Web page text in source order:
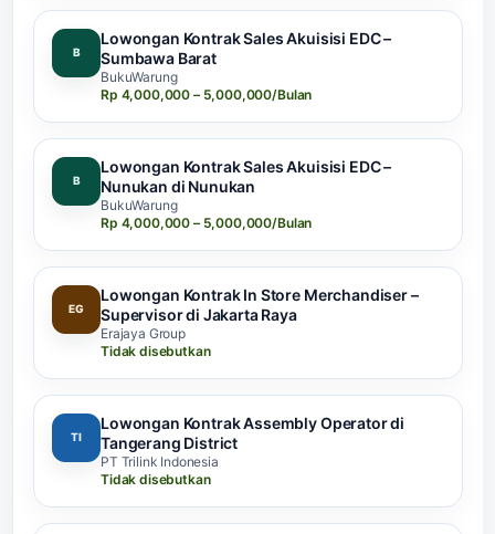
B
Lowongan Kontrak Sales Akuisisi EDC –
Sumbawa Barat
BukuWarung
Rp 4,000,000 – 5,000,000/Bulan
B
Lowongan Kontrak Sales Akuisisi EDC –
Nunukan di Nunukan
BukuWarung
Rp 4,000,000 – 5,000,000/Bulan
EG
Lowongan Kontrak In Store Merchandiser –
Supervisor di Jakarta Raya
Erajaya Group
Tidak disebutkan
TI
Lowongan Kontrak Assembly Operator di
Tangerang District
PT Trilink Indonesia
Tidak disebutkan